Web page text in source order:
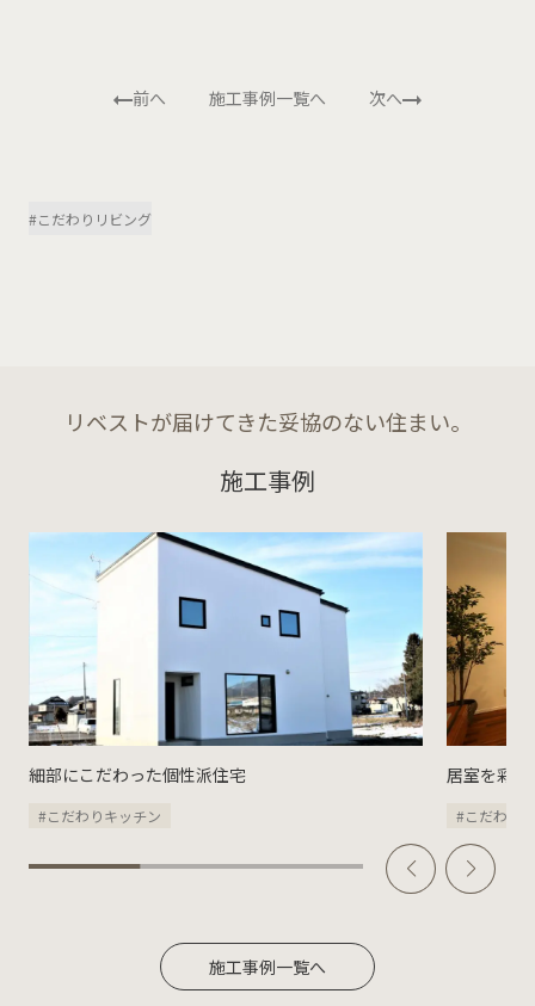
#こだわりリビング
前へ 施工事例一覧へ 次へ
リベストが届けてきた妥協のない住まい。
施工事例
細部にこだわった個性派住宅
#こだわりキッチン
居室を彩
#こだわり
施工事例一覧へ